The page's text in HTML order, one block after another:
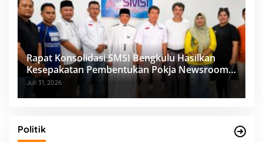
Rapat Konsolidasi SMSI Bengkulu Hasilkan
Kesepakatan Pembentukan Pokja Newsroom
Kolaboratif
Juli 31, 2026
Politik